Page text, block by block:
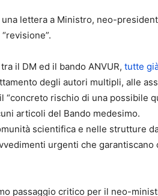
lettera a Ministro, neo-
il DM ed il bando ANVUR, tutte
degli autori multipli, alle
“concreto rischio di una
articoli del Bando medesimo.
scientifica e nelle strutture
urgenti che
passaggio critico per il neo-